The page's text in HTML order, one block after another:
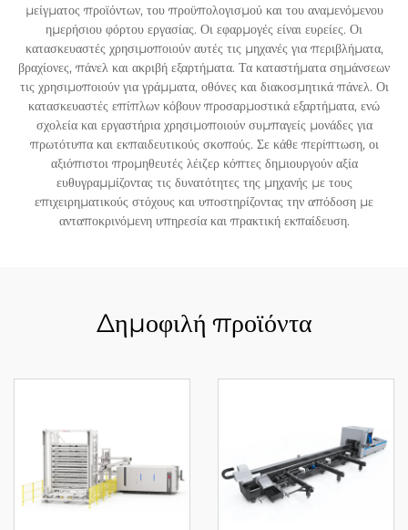
μείγματος προϊόντων, του προϋπολογισμού και του αναμενόμενου
ημερήσιου φόρτου εργασίας. Οι εφαρμογές είναι ευρείες. Οι
κατασκευαστές χρησιμοποιούν αυτές τις μηχανές για περιβλήματα,
βραχίονες, πάνελ και ακριβή εξαρτήματα. Τα καταστήματα σημάνσεων
τις χρησιμοποιούν για γράμματα, οθόνες και διακοσμητικά πάνελ. Οι
κατασκευαστές επίπλων κόβουν προσαρμοστικά εξαρτήματα, ενώ
σχολεία και εργαστήρια χρησιμοποιούν συμπαγείς μονάδες για
πρωτότυπα και εκπαιδευτικούς σκοπούς. Σε κάθε περίπτωση, οι
αξιόπιστοι προμηθευτές λέιζερ κόπτες δημιουργούν αξία
ευθυγραμμίζοντας τις δυνατότητες της μηχανής με τους
επιχειρηματικούς στόχους και υποστηρίζοντας την απόδοση με
ανταποκρινόμενη υπηρεσία και πρακτική εκπαίδευση.
Δημοφιλή προϊόντα